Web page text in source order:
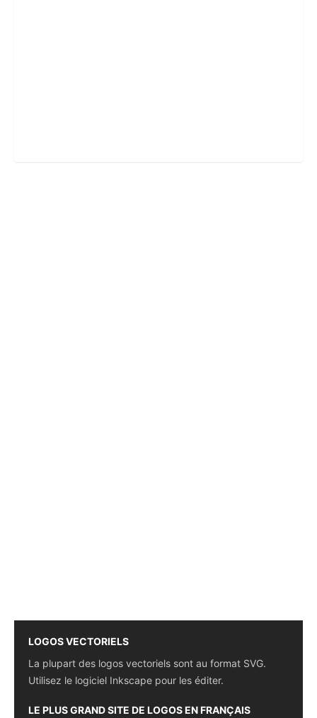
LOGOS VECTORIELS
La plupart des logos vectoriels sont au format SVG.
Utilisez le logiciel Inkscape pour les éditer.
LE PLUS GRAND SITE DE LOGOS EN FRANÇAIS